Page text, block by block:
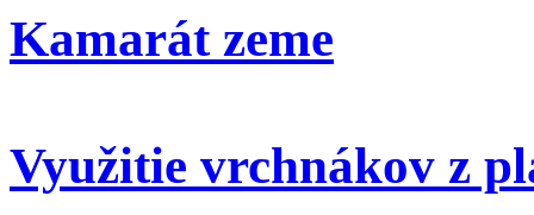
Kamarát zeme
Využitie vrchnákov z